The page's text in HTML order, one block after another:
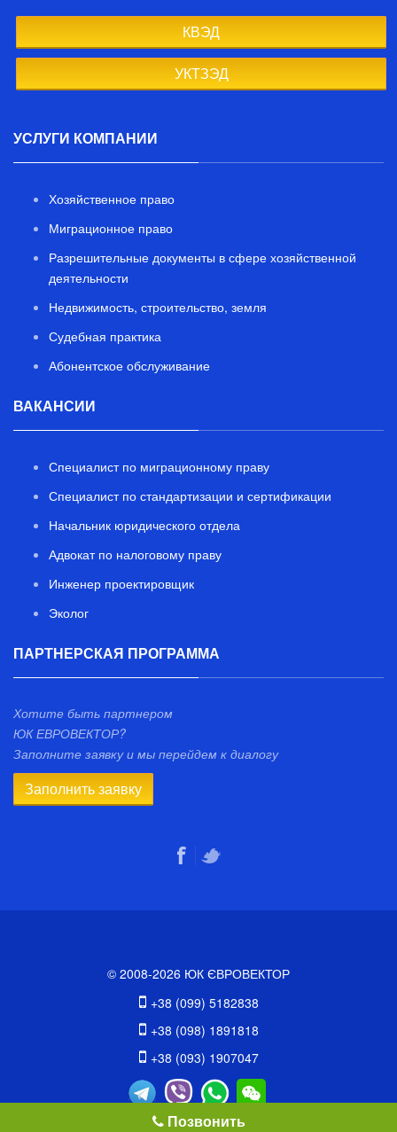
КВЭД
УКТЗЭД
УСЛУГИ КОМПАНИИ
Хозяйственное право
Миграционное право
Разрешительные документы в сфере хозяйственной
деятельности
Недвижимость, строительство, земля
Судебная практика
Абонентское обслуживание
ВАКАНСИИ
Специалист по миграционному праву
Специалист по стандартизации и сертификации
Начальник юридического отдела
Адвокат по налоговому праву
Инженер проектировщик
Эколог
ПАРТНЕРСКАЯ ПРОГРАММА
Хотите быть партнером
ЮК ЕВРОВЕКТОР?
Заполните заявку и мы перейдем к диалогу
Заполнить заявку
© 2008-2026 ЮК ЄВРОВЕКТОР
+38 (099) 5182838
+38 (098) 1891818
+38 (093) 1907047
Позвонить